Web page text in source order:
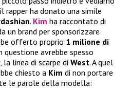
rapper ha donato una simile
. Kim ha raccontato di
brand per sponsorizzare
offerto proprio 1 milione di
questione avrebbe spesso
, la linea di scarpe di West. A quel
chiesto a Kim di non portare
le parole della modella: